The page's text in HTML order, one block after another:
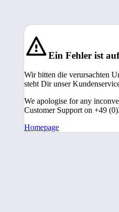
Ein Fehler ist
Wir bitten die verursachten
steht Dir unser
We apologise for any
Customer Support on +49
Homepage